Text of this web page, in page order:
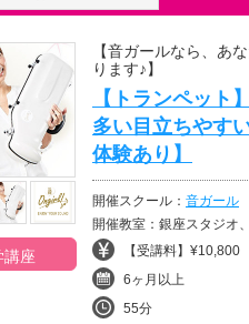
講座
【音ガールなら、あ
ります♪】
【トランペット
多い目立ちやす
体験あり】
開催スクール： 音ガール
開催教室：銀座スタジオ
【受講料】
6ヶ月以上
55分